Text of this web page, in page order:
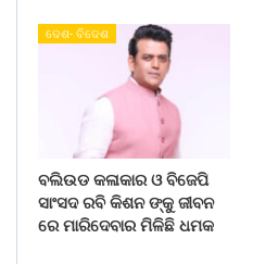
ଦେଶ- ବିଦେଶ
ବଲିଉଡ କଳାକାର ଓ ବିଜେପି
ସାଂସଦ ରବି କିଶନ ଙ୍କୁ ଜୀବନ
ରେ ମାରିଦେବାର ମିଳିଛି ଧମକ